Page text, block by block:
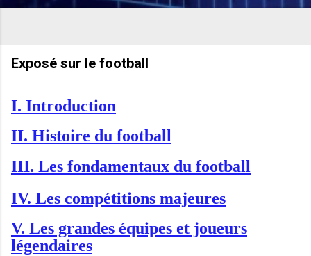
Exposé sur le football
I. Introduction
II. Histoire du football
III. Les fondamentaux du football
IV. Les compétitions majeures
V. Les grandes équipes et joueurs
légendaires